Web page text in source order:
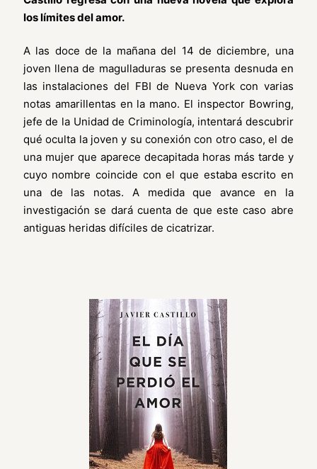
los límites del amor.
A las doce de la mañana del 14 de diciembre, una
joven llena de magulladuras se presenta desnuda en
las instalaciones del FBI de Nueva York con varias
notas amarillentas en la mano. El inspector Bowring,
jefe de la Unidad de Criminología, intentará descubrir
qué oculta la joven y su conexión con otro caso, el de
una mujer que aparece decapitada horas más tarde y
cuyo nombre coincide con el que estaba escrito en
una de las notas. A medida que avance en la
investigación se dará cuenta de que este caso abre
antiguas heridas difíciles de cicatrizar.